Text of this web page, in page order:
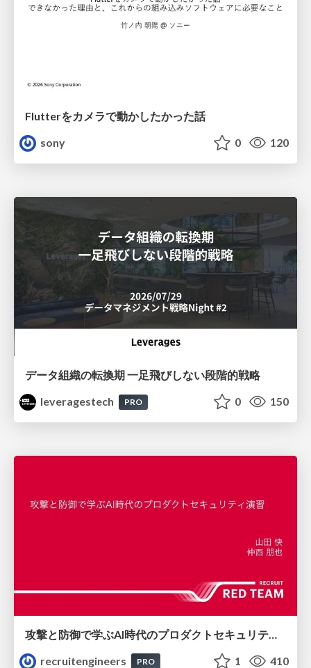
Flutterをカメラで動かしたかった話
sony
0 120
データ組織の転換期 一足飛びしない段階的戦略
leveragestech
PRO 0 150
recruitengineers
PRO 1 410